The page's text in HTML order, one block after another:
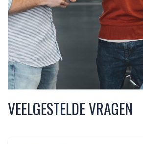
VEELGESTELDE VRAGEN